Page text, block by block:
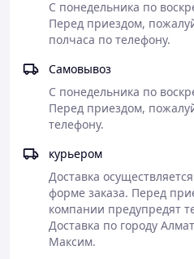
С понедельника по
Перед приездом,
полчаса по телефону.
Самовывоз
С понедельника по
Перед приездом,
телефону.
курьером
Доставка
форме заказа. Перед
компании предупредят
Доставка по городу
Максим.